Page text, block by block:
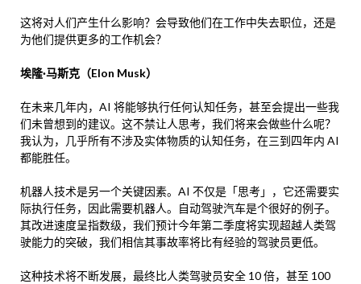
这将对人们产生什么影响？会导致他们在工作中失去职位，还是
为他们提供更多的工作机会？
埃隆·马斯克（Elon Musk）
在未来几年内，AI 将能够执行任何认知任务，甚至会提出一些我
们未曾想到的建议。这不禁让人思考，我们将来会做些什么呢？
我认为，几乎所有不涉及实体物质的认知任务，在三到四年内 AI
都能胜任。
机器人技术是另一个关键因素。AI 不仅是「思考」，它还需要实
际执行任务，因此需要机器人。自动驾驶汽车是个很好的例子。
其改进速度呈指数级，我们预计今年第二季度将实现超越人类驾
驶能力的突破，我们相信其事故率将比有经验的驾驶员更低。
这种技术将不断发展，最终比人类驾驶员安全 10 倍，甚至 100